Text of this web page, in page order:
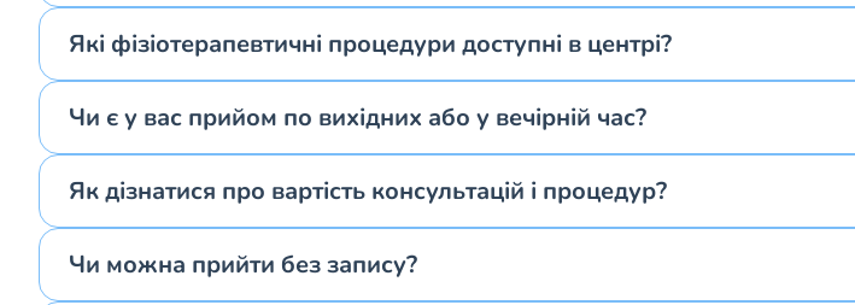
Які фізіотерапевтичні процедури доступні в центрі?
Чи є у вас прийом по вихідних або у вечірній час?
Як дізнатися про вартість консультацій і процедур?
Чи можна прийти без запису?